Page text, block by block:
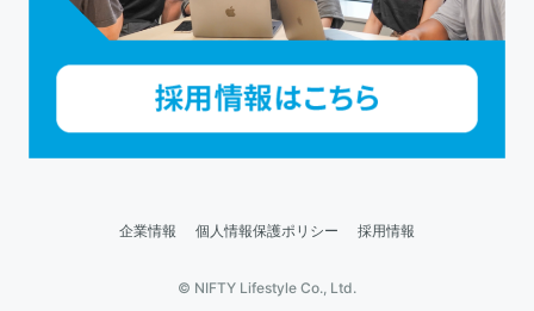
企業情報 個人情報保護ポリシー 採用情報
© NIFTY Lifestyle Co., Ltd.